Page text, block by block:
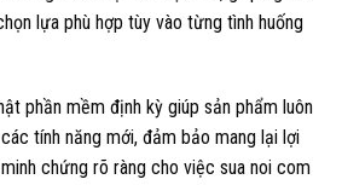
lựa phù hợp tùy vào từng tình huống
phần mềm định kỳ giúp sản phẩm luôn
tính năng mới, đảm bảo mang lại lợi
chứng rõ ràng cho việc sua noi com